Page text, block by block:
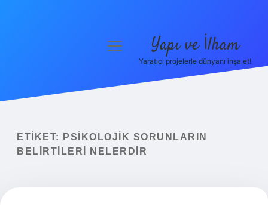
Yasal Uyarı
menüyü
Yapı ve İlham
Yaratıcı projelerle dünyanı inşa et!
ETIKET:
PSIKOLOJIK SORUNLARIN
BELIRTILERI NELERDIR